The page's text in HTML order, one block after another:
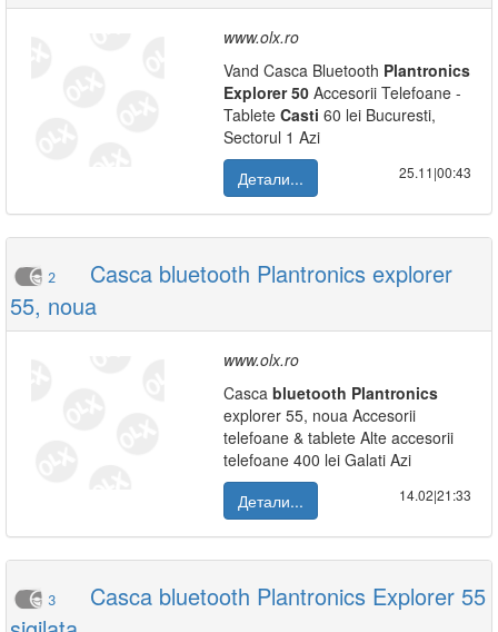
www.olx.ro
Vand Casca Bluetooth Plantronics
Explorer 50 Accesorii Telefoane -
Tablete Casti 60 lei Bucuresti,
Sectorul 1 Azi
Детали...
25.11|00:43
2
Casca bluetooth Plantronics explorer
55, noua
www.olx.ro
Casca bluetooth Plantronics
explorer 55, noua Accesorii
telefoane & tablete Alte accesorii
telefoane 400 lei Galati Azi
Детали...
14.02|21:33
3
Casca bluetooth Plantronics Explorer 55